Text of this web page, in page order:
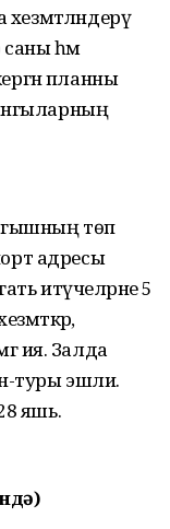
һәм
планны
төп
адресы
итүчеләрне 5
ия. Залда
туры эшли.
яшь.